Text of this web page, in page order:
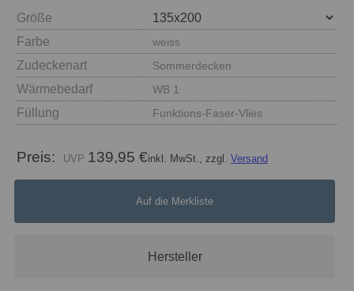
Größe
Farbe
weiss
Zudeckenart Sommerdecken
Wärmebedarf WB 1
Füllung Funktions-Faser-Vlies
Preis: 139,95 €inkl. MwSt., zzgl. Versand
Auf die Merkliste
Hersteller